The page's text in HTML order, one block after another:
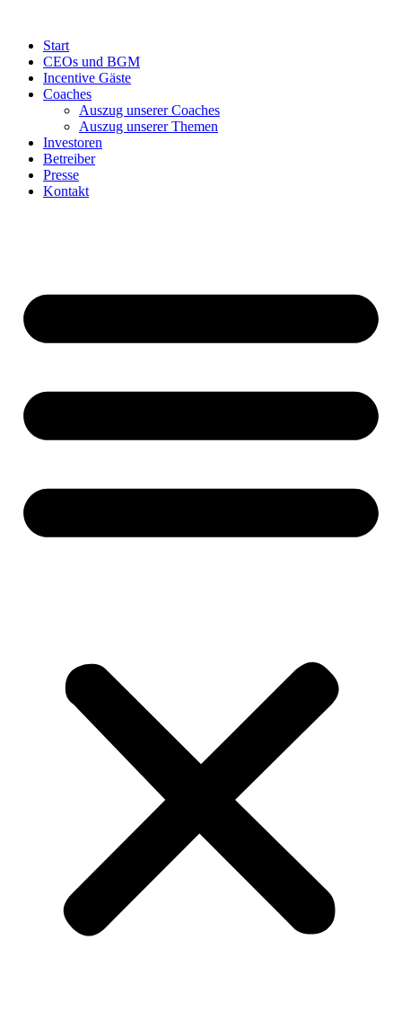
Start
CEOs und BGM
Incentive Gäste
Coaches
Auszug unserer Coaches
Auszug unserer Themen
Investoren
Betreiber
Presse
Kontakt